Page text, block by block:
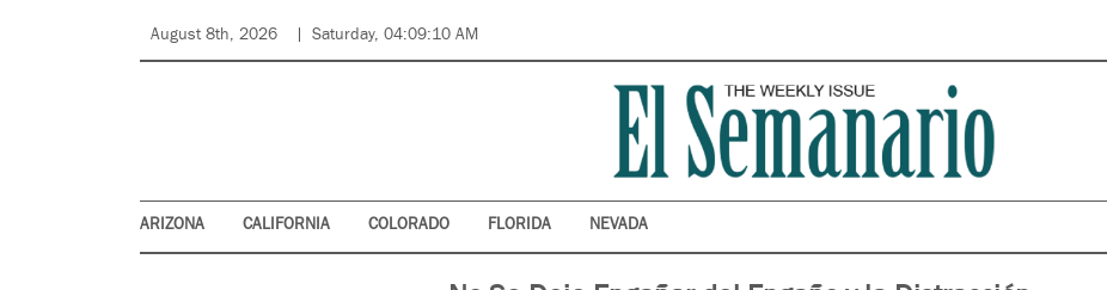
August 8th, 2026 Saturday, 04:09:10 AM
ARIZONA CALIFORNIA COLORADO FLORIDA NEVADA